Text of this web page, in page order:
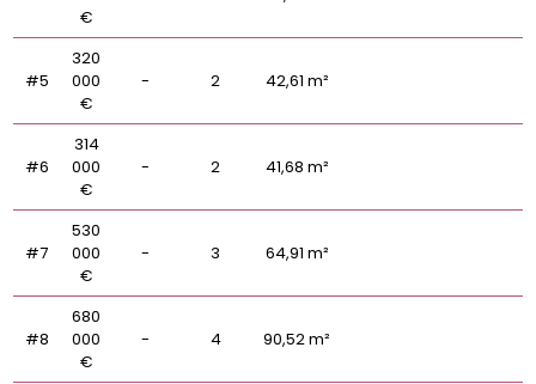
€
#5
320
000
€
- 2 42,61 m²
#6
314
000
€
- 2 41,68 m²
#7
530
000
€
- 3 64,91 m²
#8
680
000
€
- 4 90,52 m²